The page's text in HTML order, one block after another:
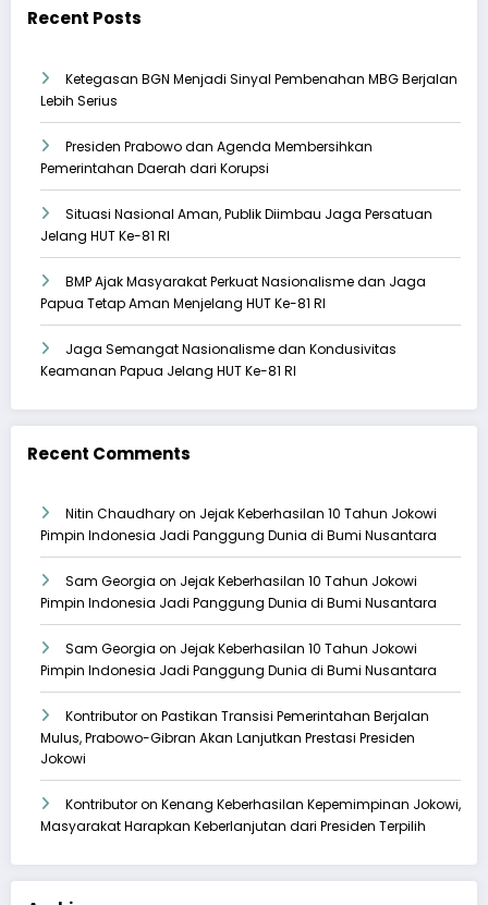
Recent Posts
Ketegasan BGN Menjadi Sinyal Pembenahan MBG Berjalan
Lebih Serius
Presiden Prabowo dan Agenda Membersihkan
Pemerintahan Daerah dari Korupsi
Situasi Nasional Aman, Publik Diimbau Jaga Persatuan
Jelang HUT Ke-81 RI
BMP Ajak Masyarakat Perkuat Nasionalisme dan Jaga
Papua Tetap Aman Menjelang HUT Ke-81 RI
Jaga Semangat Nasionalisme dan Kondusivitas
Keamanan Papua Jelang HUT Ke-81 RI
Recent Comments
Nitin Chaudharyon Jejak Keberhasilan 10 Tahun Jokowi
Pimpin Indonesia Jadi Panggung Dunia di Bumi Nusantara
Sam Georgia on Jejak Keberhasilan 10 Tahun Jokowi
Pimpin Indonesia Jadi Panggung Dunia di Bumi Nusantara
Sam Georgia on Jejak Keberhasilan 10 Tahun Jokowi
Pimpin Indonesia Jadi Panggung Dunia di Bumi Nusantara
Kontributoron Pastikan Transisi Pemerintahan Berjalan
Mulus, Prabowo-Gibran Akan Lanjutkan Prestasi Presiden
Jokowi
Kontributoron Kenang Keberhasilan Kepemimpinan Jokowi,
Masyarakat Harapkan Keberlanjutan dari Presiden Terpilih